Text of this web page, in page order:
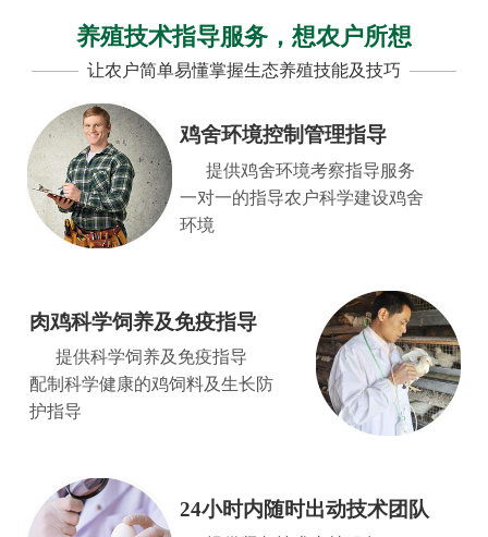
养殖技术指导服务，想农户所想
让农户简单易懂掌握生态养殖技能及技巧
鸡舍环境控制管理指导
提供鸡舍环境考察指导服务
一对一的指导农户科学建设鸡舍
环境
肉鸡科学饲养及免疫指导
提供科学饲养及免疫指导
配制科学健康的鸡饲料及生长防
护指导
24小时内随时出动技术团队